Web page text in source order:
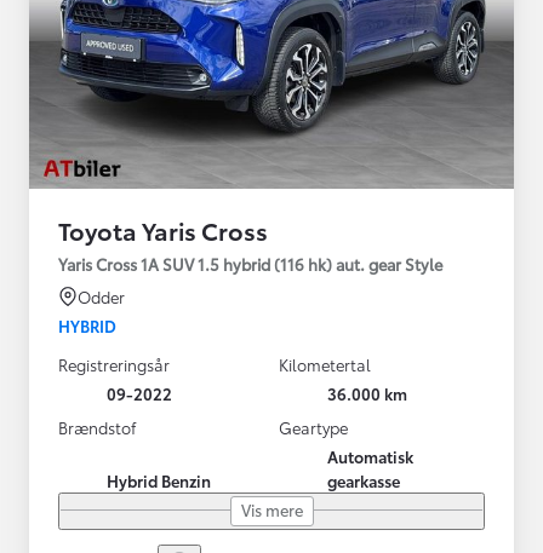
Toyota Yaris Cross
Yaris Cross 1A SUV 1.5 hybrid (116 hk) aut. gear Style
Odder
HYBRID
Registreringsår
09-2022
Kilometertal
36.000 km
Brændstof
Hybrid Benzin
Geartype
Automatisk
gearkasse
Vis mere